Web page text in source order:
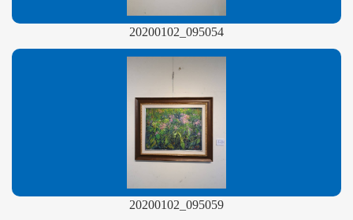
20200102_095054
20200102_095059